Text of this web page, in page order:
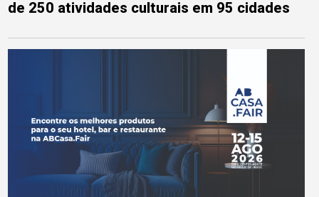
de 250 atividades culturais em 95 cidades